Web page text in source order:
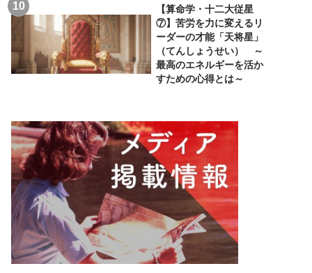
【算命学・十二大従星
⑦】苦労を力に変えるリ
ーダーの才能「天将星」
（てんしょうせい） ～
最高のエネルギーを活か
すための心得とは～